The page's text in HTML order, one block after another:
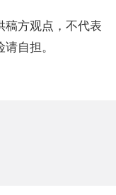
稿方观点，不代表
自担。